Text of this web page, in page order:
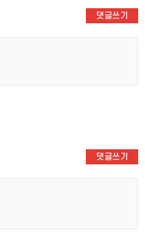
댓글쓰기
댓글쓰기